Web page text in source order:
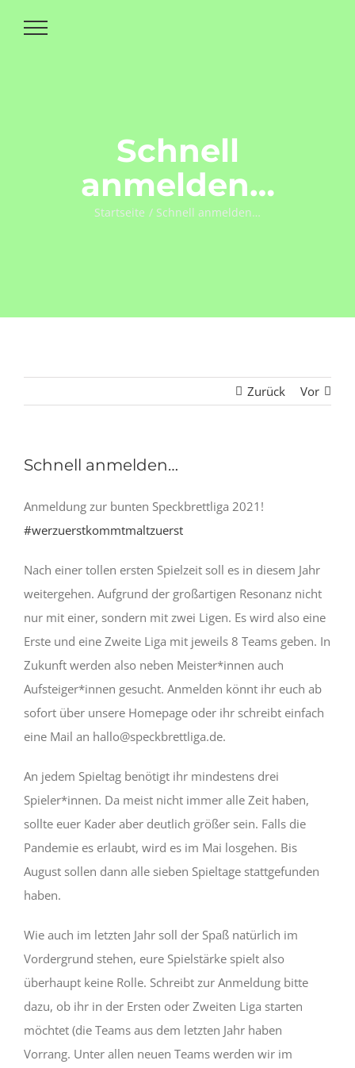
Inhalt
Schnell
anmelden…
Startseite Schnell anmelden…
Zurück Vor
Schnell anmelden…
Anmeldung zur bunten Speckbrettliga 2021!
#werzuerstkommtmaltzuerst
Nach einer tollen ersten Spielzeit soll es in diesem Jahr
weitergehen. Aufgrund der großartigen Resonanz nicht
nur mit einer, sondern mit zwei Ligen. Es wird also eine
Erste und eine Zweite Liga mit jeweils 8 Teams geben. In
Zukunft werden also neben Meister*innen auch
Aufsteiger*innen gesucht. Anmelden könnt ihr euch ab
sofort über unsere Homepage oder ihr schreibt einfach
eine Mail an hallo@speckbrettliga.de.
An jedem Spieltag benötigt ihr mindestens drei
Spieler*innen. Da meist nicht immer alle Zeit haben,
sollte euer Kader aber deutlich größer sein. Falls die
Pandemie es erlaubt, wird es im Mai losgehen. Bis
August sollen dann alle sieben Spieltage stattgefunden
haben.
Wie auch im letzten Jahr soll der Spaß natürlich im
Vordergrund stehen, eure Spielstärke spielt also
überhaupt keine Rolle. Schreibt zur Anmeldung bitte
dazu, ob ihr in der Ersten oder Zweiten Liga starten
möchtet (die Teams aus dem letzten Jahr haben
Vorrang. Unter allen neuen Teams werden wir im